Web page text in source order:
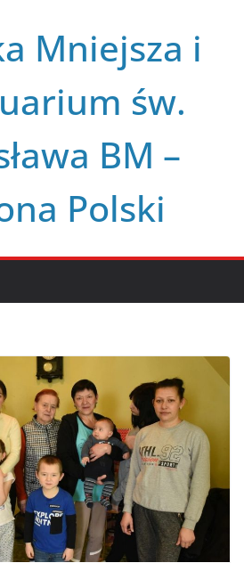
Mniejsza i
św.
BM –
Polski